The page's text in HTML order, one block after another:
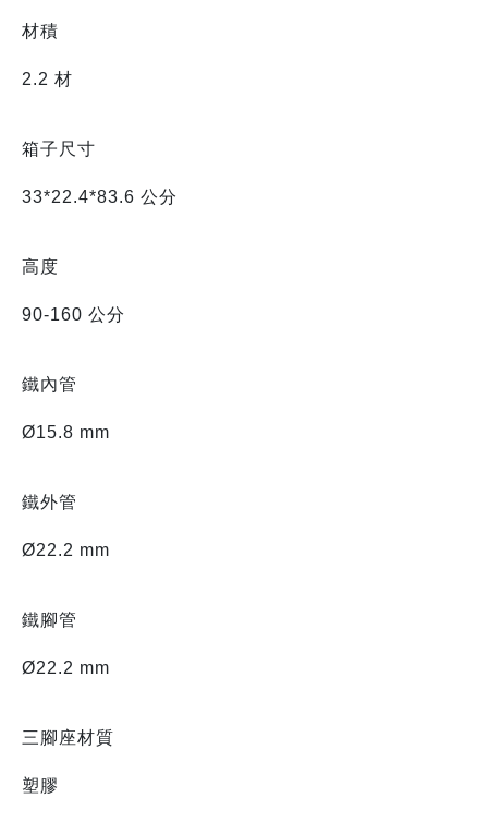
材積
2.2 材
箱子尺寸
33*22.4*83.6 公分
高度
90-160 公分
鐵內管
Ø15.8 mm
鐵外管
Ø22.2 mm
鐵腳管
Ø22.2 mm
三腳座材質
塑膠